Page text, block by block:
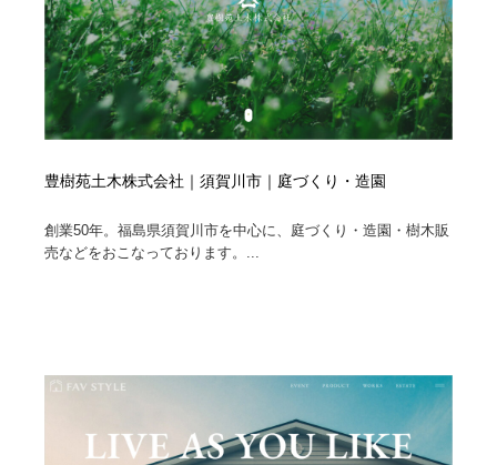
豊樹苑土木株式会社｜須賀川市｜庭づくり・造園
創業50年。福島県須賀川市を中心に、庭づくり・造園・樹木販
売などをおこなっております。...